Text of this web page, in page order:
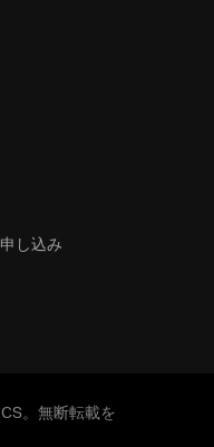
し込み
。無断転載を